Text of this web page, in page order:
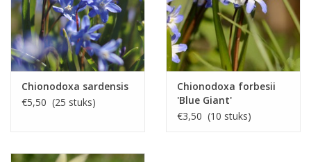
Chionodoxa sardensis
€5,50 (25 stuks)
Chionodoxa forbesii
'Blue Giant'
€3,50 (10 stuks)